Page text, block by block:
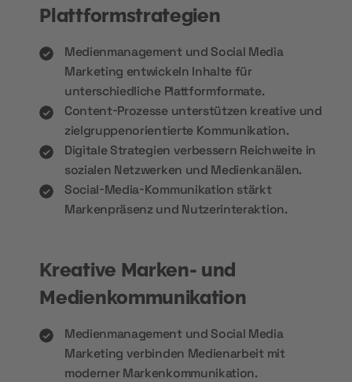
Plattformstrategien
Medienmanagement und Social Media
Marketing entwickeln Inhalte für
unterschiedliche Plattformformate.
Content-Prozesse unterstützen kreative und
zielgruppenorientierte Kommunikation.
Digitale Strategien verbessern Reichweite in
sozialen Netzwerken und Medienkanälen.
Social-Media-Kommunikation stärkt
Markenpräsenz und Nutzerinteraktion.
Kreative Marken- und
Medienkommunikation
Medienmanagement und Social Media
Marketing verbinden Medienarbeit mit
moderner Markenkommunikation.